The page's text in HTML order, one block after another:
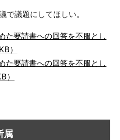
で議題にしてほしい。
た要請書への回答を不服とし
）
た要請書への回答を不服とし
）
属